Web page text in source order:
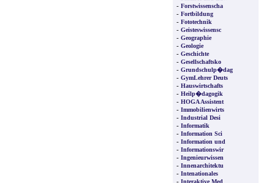
- Forstwissenscha
- Fortbildung
- Fototechnik
- Geisteswissensc
- Geographie
- Geologie
- Geschichte
- Gesellschaftsko
- Grundschulp�dag
- GymLehrer Deuts
- Hauswirtschafts
- Heilp�dagogik
- HOGA Assistent
- Immobilienwirts
- Industrial Desi
- Informatik
- Information Sci
- Information und
- Informationswir
- Ingenieurwissen
- Innenarchitektu
- Intenationales
- Interaktive Med